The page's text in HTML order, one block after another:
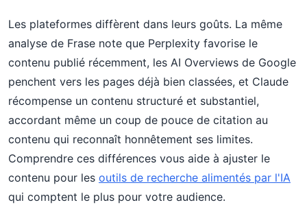
Les plateformes diffèrent dans leurs goûts. La même
analyse de Frase note que Perplexity favorise le
contenu publié récemment, les AI Overviews de Google
penchent vers les pages déjà bien classées, et Claude
récompense un contenu structuré et substantiel,
accordant même un coup de pouce de citation au
contenu qui reconnaît honnêtement ses limites.
Comprendre ces différences vous aide à ajuster le
contenu pour les outils de recherche alimentés par l'IA
qui comptent le plus pour votre audience.